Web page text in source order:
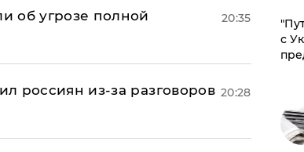
об угрозе полной
20:35
россиян из-за разговоров 20:28
с